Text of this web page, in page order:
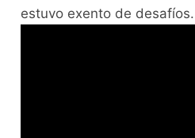
estuvo exento de desafíos.